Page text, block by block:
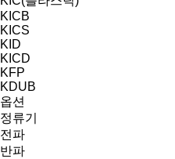
KICB
KICS
KID
KICD
KFP
KDUB
옵션
정류기
전파
반파